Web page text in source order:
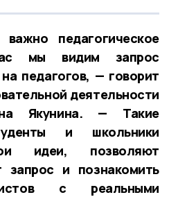
педагогическое
мы видим запрос
педагогов, — говорит
деятельности
Якунина. — Такие
и школьники
идеи, позволяют
запрос и познакомить
с реальными